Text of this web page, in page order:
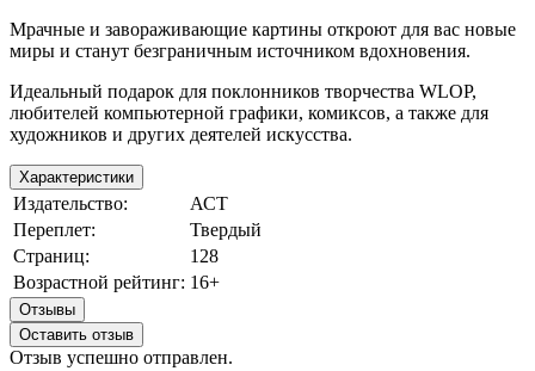
Мрачные и завораживающие картины откроют для вас новые
миры и станут безграничным источником вдохновения.
Идеальный подарок для поклонников творчества WLOP,
любителей компьютерной графики, комиксов, а также для
художников и других деятелей искусства.
Характеристики
Издательство:
АСТ
Переплет:
Твердый
Страниц:
128
Возрастной рейтинг: 16+
Отзывы
Оставить отзыв
Отзыв успешно отправлен.